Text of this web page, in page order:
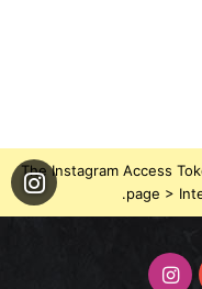
The Instagram Access
page >
يوتيوب انستقرام